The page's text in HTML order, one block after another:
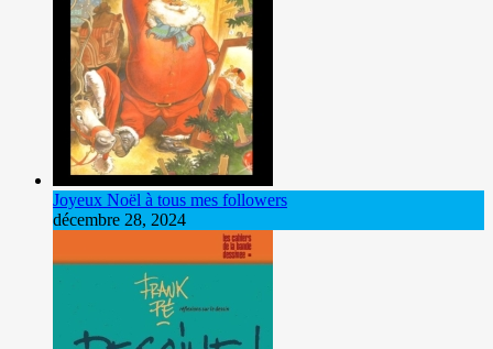
Joyeux Noël à tous mes followers
décembre 28, 2024